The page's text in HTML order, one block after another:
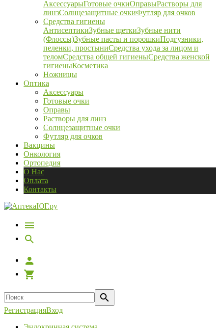
АксессуарыГотовые очкиОправыРастворы для
линзСолнцезащитные очкиФутляр для очков
Средства гигиены
АнтисептикиЗубные щеткиЗубные нити
(Флоссы)Зубные пасты и порошкиПодгузники,
пеленки, простыниСредства ухода за лицом и
теломСредства общей гигиеныСредства женской
гигиеныКосметика
Ножницы
Оптика
Аксессуары
Готовые очки
Оправы
Растворы для линз
Солнцезащитные очки
Футляр для очков
Вакцины
Онкология
Ортопедия
О Нас
Оплата
Контакты
РегистрацияВход